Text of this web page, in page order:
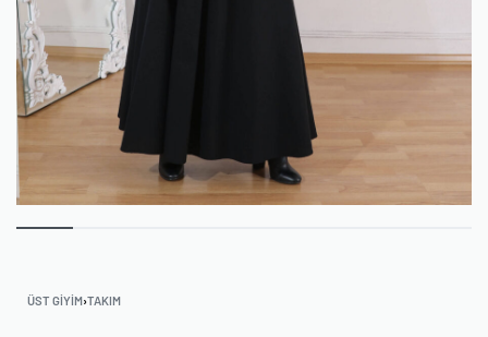
ÜST GIYIM›TAKIM